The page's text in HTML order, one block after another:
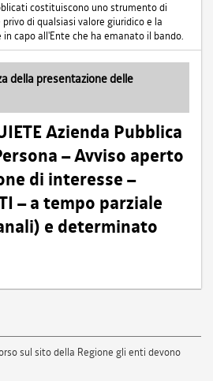
costituiscono uno strumento di
di qualsiasi valore giuridico e la
capo all'Ente che ha emanato il bando.
della presentazione delle
Azienda Pubblica
– Avviso aperto
di interesse –
– a tempo parziale
e determinato
sul sito della Regione gli enti devono